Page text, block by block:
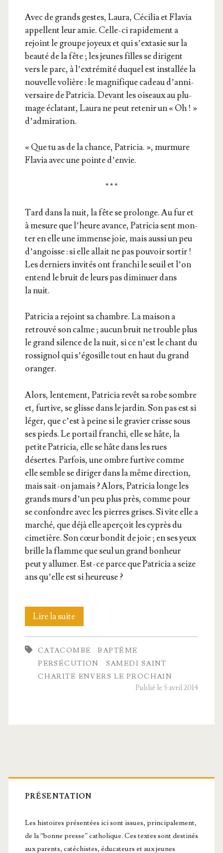
Avec de grands gestes, Lau­ra, Céci­lia et Fla­via
appellent leur amie. Celle-ci rapi­de­ment a
rejoint le groupe joyeux et qui s’ex­ta­sie sur la
beau­té de la fête ; les jeunes filles se dirigent
vers le parc, à l’ex­tré­mi­té duquel est ins­tal­lée la
nou­velle volière : le magni­fique cadeau d’an­ni­
ver­saire de Patri­cia. Devant les oiseaux au plu­
mage écla­tant, Lau­ra ne peut rete­nir un « Oh ! »
d’admiration.
« Que tu as de la chance, Patri­cia. », mur­mure
Fla­via avec une pointe d’envie.
* * *
Tard dans la nuit, la fête se pro­longe. Au fur et
à mesure que l’heure avance, Patri­cia sent mon­
ter en elle une immense joie, mais aus­si un peu
d’an­goisse : si elle allait ne pas pou­voir sor­tir !
Les der­niers invi­tés ont fran­chi le seuil et l’on
entend le bruit de leurs pas dimi­nuer dans
la nuit.
Patri­cia a rejoint sa chambre. La mai­son a
retrou­vé son calme ; aucun bruit ne trouble plus
le grand silence de la nuit, si ce n’est le chant du
ros­si­gnol qui s’é­go­sille tout en haut du grand
oranger.
Alors, len­te­ment, Patri­cia revêt sa robe sombre
et, fur­tive, se glisse dans le jar­din. Son pas est si
léger, que c’est à peine si le gra­vier crisse sous
ses pieds. Le por­tail fran­chi, elle se hâte, la
petite Patri­cia, elle se hâte dans les rues
désertes. Par­fois, une ombre fur­tive comme
elle semble se diri­ger dans la même direc­tion,
mais sait-on jamais ? Alors, Patri­cia longe les
grands murs d’un peu plus près, comme pour
se confondre avec les pierres grises. Si vite elle a
mar­ché, que déjà elle aper­çoit les cyprès du
cime­tière. Son cœur bon­dit de joie ; en ses yeux
brille la flamme que seul un grand bon­heur
peut y allu­mer. Est-ce parce que Patri­cia a seize
ans qu’elle est si heureuse ?
Lire la suiteL’anniversaire
de
Patricia
CATACOMBE
BAPTÊME
PERSÉCUTION
SAMEDI SAINT
CHARITÉ ENVERS LE PROCHAIN
Publié le 5 avril 2014
Barre
latérale
principale
PRÉSENTATION
Les histoires présentées ici sont issues, principalement,
de la “bonne presse” catholique. Ces textes sont destinés
aux parents, catéchistes, éducateurs et aux jeunes